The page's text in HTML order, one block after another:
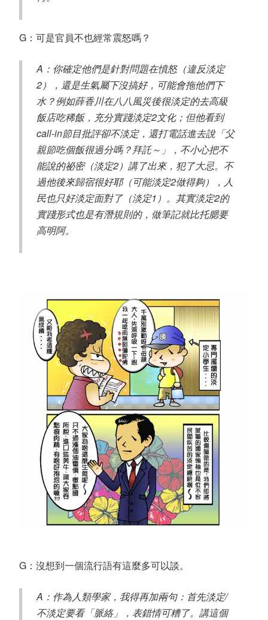
G：可是官員不也經常震怒嗎？
A：你確定他們是針對問題在憤怒（違反淡定
2），還是生氣屬下沒搞好，可能會拖他們下
水？例如薛香川在八八風災後很淡定的去高級
飯店吃稀飯，充分實踐淡定2文化；但他看到
call-in節目批評卻不淡定，還打電話進去說「父
親節吃個飯很過分嗎？拜託～」，不小心把不
能說的祕密（淡定2）講了出來，犯了大忌。不
過他後來歸宿很好耶（可能淡定2做得夠），人
民也只好淡定面對了（淡定1）。其實淡定2的
實踐形式也是有潛規則的，做筆記就比托腮要
高明阿。
G：沒想到一個流行語有這麼多可以談。
A：作為人類學家，我得再加兩句：首先淡定/
不淡定要看「脈絡」，表錯情可糟了。講這個